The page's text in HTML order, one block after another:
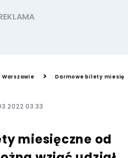
Warszawie > Darmowe bilety
03:33
miesięczne od